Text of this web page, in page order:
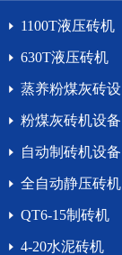
1100T液压砖机
630T液压砖机
蒸养粉煤灰砖设
粉煤灰砖机设备
自动制砖机设备
生产线全自动静压砖机
QT6-15制砖机
4-20水泥砖机